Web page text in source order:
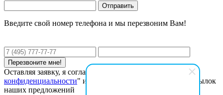
Введите свой номер телефона и мы перезвоним Вам!
Оставляя заявку, я соглашаюсь с "
конфиденциальности" и даю согласие на получение рассылок
наших предложений